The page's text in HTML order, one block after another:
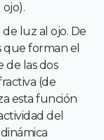
luz al ojo. De
que forman el
de las dos
(de
esta función
del